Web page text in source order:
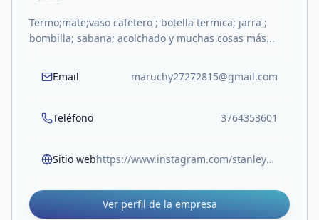
Termo;mate;vaso cafetero ; botella termica; jarra ;
bombilla; sabana; acolchado y muchas cosas más...
Email maruchy27272815@gmail.com
Teléfono 3764353601
Sitio web https://www.instagram.com/stanley_sanluis?igsh=b3BnMXhhYjIyZjhj
Ver perfil de la empresa